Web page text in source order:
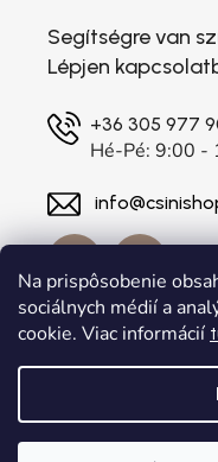
Na prispôsobenie
sociálnych médií a
cookie. Viac informácií
Segítségre van
Lépjen
+36 305 977
Hé-Pé: 9:00 -
Shoptet